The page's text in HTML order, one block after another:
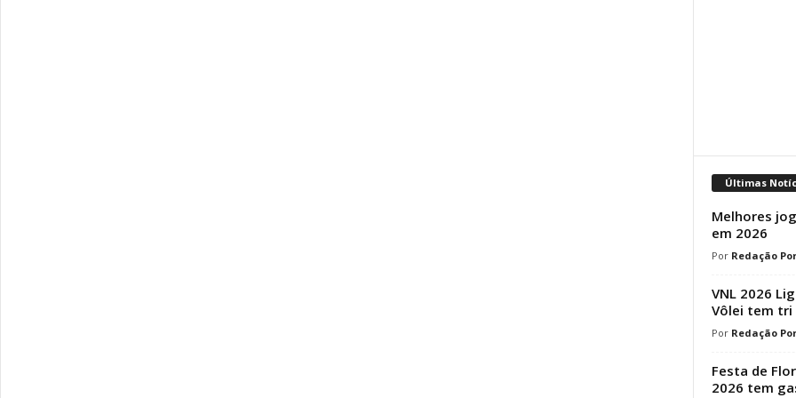
Últimas
Melhores
em 2026
Redação
VNL 2026
Vôlei tem tri
Redação
Festa de
2026 tem